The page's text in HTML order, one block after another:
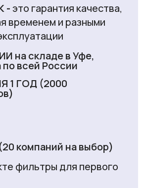
-это гарантия качества,
временем и разными
на складе в Уфе,
по всей России
1 ГОД (2000
компаний на выбор)
фильтры для первого